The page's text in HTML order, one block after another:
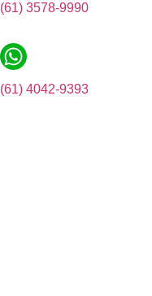
(61) 3578-9990
(61) 4042-9393